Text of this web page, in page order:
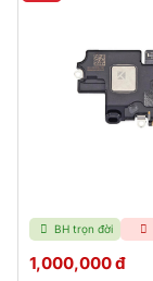
BH trọn đời
1,000,000 đ